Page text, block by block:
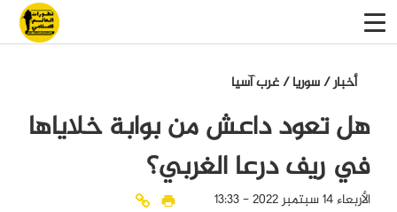
أخبار/سوريا/غرب آسيا
هل تعود داعش من بوابة خلاياها
في ريف درعا الغربي؟
الأربعاء 14 سبتمبر 2022 - 13:33